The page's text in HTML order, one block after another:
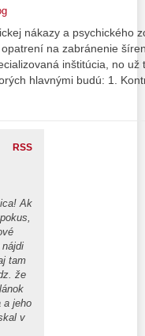
nákazy a psychického
na zabránenie
inštitúcia, no
hlavnými budú: 1.
RSS
Ak
tam
že
a jeho
v